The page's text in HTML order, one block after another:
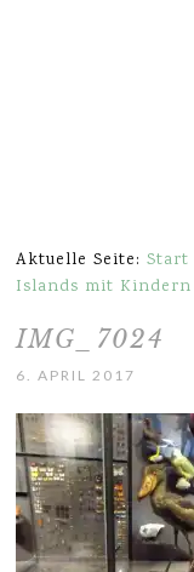
Aktuelle Seite:Start
Islands mit Kindern
IMG_7024
6. APRIL 2017